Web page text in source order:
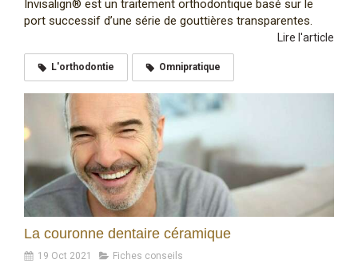
Invisalign® est un traitement orthodontique basé sur le
port successif d’une série de gouttières transparentes.
Lire l'article
L'orthodontie Omnipratique
La couronne dentaire céramique
19 Oct 2021 Fiches conseils